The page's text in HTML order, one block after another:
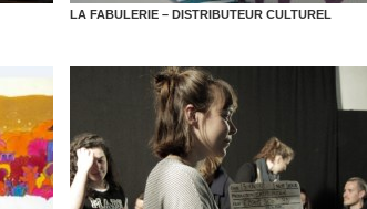
LA FABULERIE – DISTRIBUTEUR CULTUREL